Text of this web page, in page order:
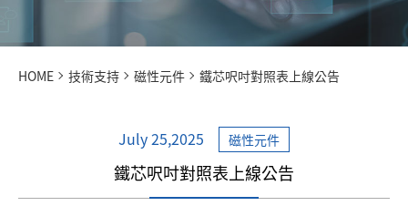
HOME 技術支持 磁性元件 鐵芯呎吋對照表上線公告
July 25,2025 磁性元件
鐵芯呎吋對照表上線公告